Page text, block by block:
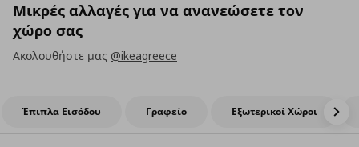
Μικρές αλλαγές για να ανανεώσετε τον
χώρο σας
Ακολουθήστε μας @ikeagreece
Έπιπλα Εισόδου Γραφείο Εξωτερικοί Χώροι